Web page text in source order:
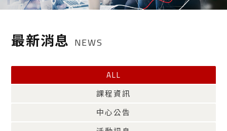
最新消息 NEWS
ALL
課程資訊
中心公告